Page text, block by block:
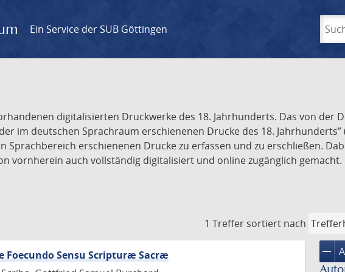
Ein Service der SUB Göttingen
digitalisierten Druckwerke des 18. Jahrhunderts. Das von der
im deutschen Sprachraum erschienenen Drucke des 18. Jahrhunderts”
Sprachbereich erschienenen Drucke zu erfassen und zu erschließen.
vornherein auch vollständig digitalisiert und online zugänglich gemacht.
1 Treffer sortiert nach
remove
Foecundo Sensu Scripturæ Sacræ